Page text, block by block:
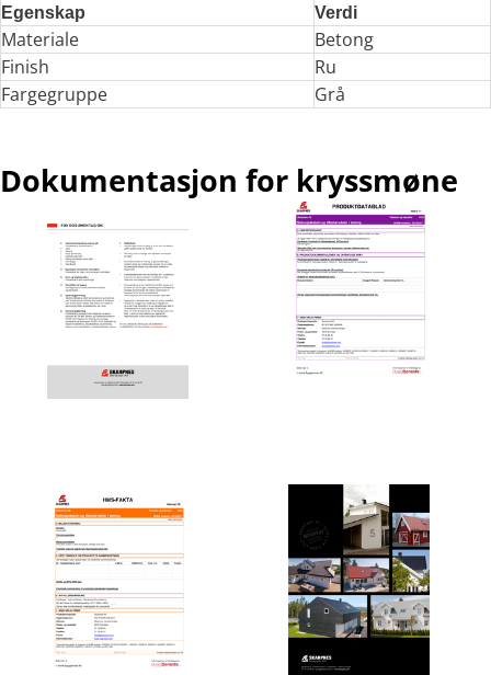
Egenskap Verdi
Materiale
Betong
Finish
Ru
Fargegruppe
Grå
Dokumentasjon for kryssmøne